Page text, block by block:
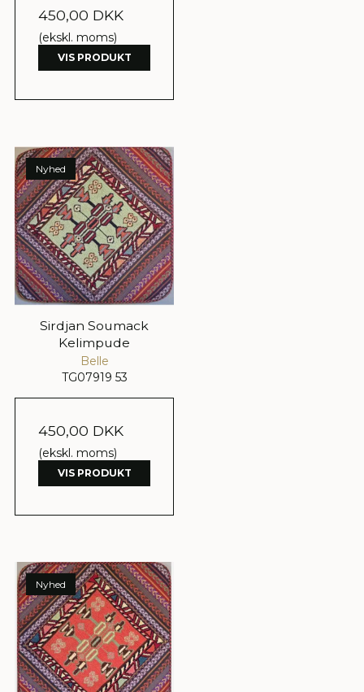
450,00 DKK
(ekskl. moms)
VIS PRODUKT
Nyhed
Sirdjan Soumack
Kelimpude
Belle
TG07919 53
450,00 DKK
(ekskl. moms)
VIS PRODUKT
Nyhed